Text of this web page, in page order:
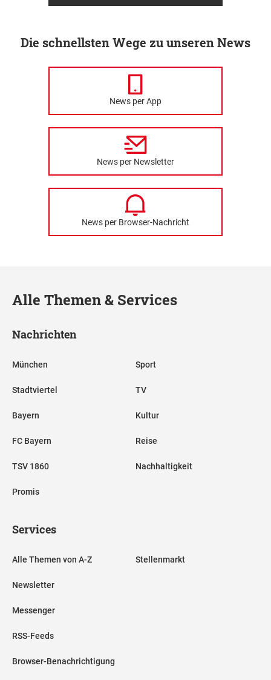
Die schnellsten Wege zu unseren News
News per App
News per Newsletter
News per Browser-Nachricht
Alle Themen & Services
Nachrichten
München
Stadtviertel
Bayern
FC Bayern
TSV 1860
Promis
Sport
TV
Kultur
Reise
Nachhaltigkeit
Services
Alle Themen von A-Z
Newsletter
Messenger
RSS-Feeds
Browser-Benachrichtigung
Stellenmarkt